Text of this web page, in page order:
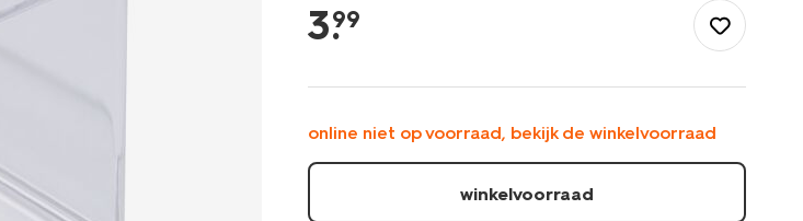
transparant-
39822140.html
3.
99
online niet op voorraad, bekijk de winkelvoorraad
winkelvoorraad